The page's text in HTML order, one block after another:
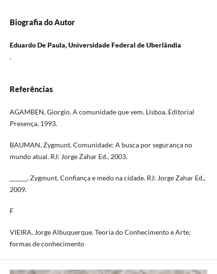
Biografia do Autor
Eduardo De Paula, Universidade Federal de Uberlândia
.
Referências
AGAMBEN, Giorgio. A comunidade que vem. Lisboa, Editorial
Presença, 1993.
BAUMAN, Zygmunt. Comunidade: A busca por segurança no
mundo atual. RJ: Jorge Zahar Ed., 2003.
______, Zygmunt. Confiança e medo na cidade. RJ: Jorge Zahar Ed.,
2009.
F
VIEIRA, Jorge Albuquerque. Teoria do Conhecimento e Arte:
formas de conhecimento